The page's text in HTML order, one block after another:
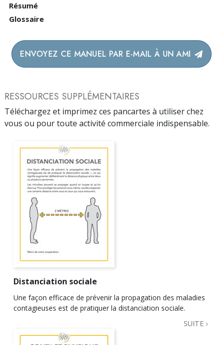
Résumé
Glossaire
ENVOYEZ CE MANUEL PAR E-MAIL À UN AMI
RESSOURCES SUPPLÉMENTAIRES
Téléchargez et imprimez ces pancartes à utiliser chez
vous ou pour toute activité commerciale indispensable.
Distanciation sociale
Une façon efficace de prévenir la propagation des maladies
contagieuses est de pratiquer la distanciation sociale.
SUITE